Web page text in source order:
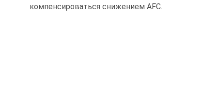
компенсироваться снижением AFC.